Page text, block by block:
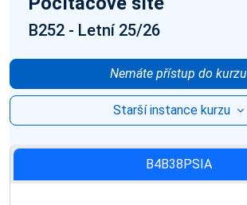
B252 - Letní 25/26
Nemáte přístup do kurzu
Starší instance kurzu
B4B38PSIA